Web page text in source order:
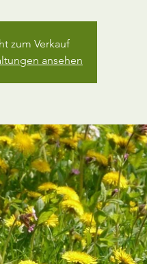
zum Verkauf
ansehen